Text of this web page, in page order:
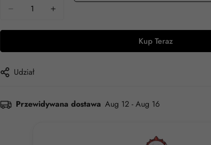
Kup Teraz
Udział
Przewidywana dostawa Aug 12 - Aug 16